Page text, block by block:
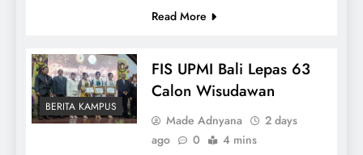
Read More
BERITA KAMPUS
FIS UPMI Bali Lepas 63
Calon Wisudawan
Made Adnyana
2 days
ago
0 4 mins